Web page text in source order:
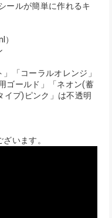
ールが簡単に作れるキ
「コーラルオレンジ」
ゴールド」「ネオン(蓄
イプ)ピンク」は不透明
います。